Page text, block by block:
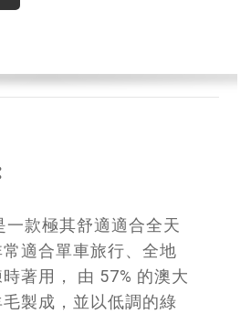
款極其舒適適合全天
適合單車旅行、全地
著用， 由 57% 的澳大
製成，並以低調的綠